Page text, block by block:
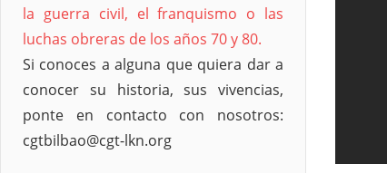
la guerra civil, el franquismo o las
luchas obreras de los años 70 y 80.
Si conoces a alguna que quiera dar a
conocer su historia, sus vivencias,
ponte en contacto con nosotros:
cgtbilbao@cgt-lkn.org